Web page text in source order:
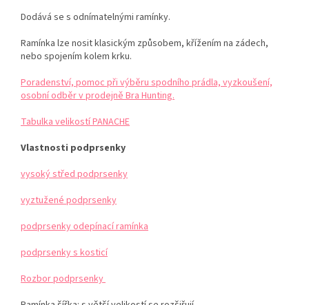
Dodává se s odnímatelnými ramínky.
Ramínka lze nosit klasickým způsobem, křížením na zádech,
nebo spojením kolem krku.
Poradenství, pomoc při výběru spodního prádla, vyzkoušení,
osobní odběr v prodejně Bra Hunting.
Tabulka velikostí PANACHE
Vlastnosti podprsenky
vysoký střed podprsenky
vyztužené podprsenky
podprsenky odepínací ramínka
podprsenky s kosticí
Rozbor podprsenky